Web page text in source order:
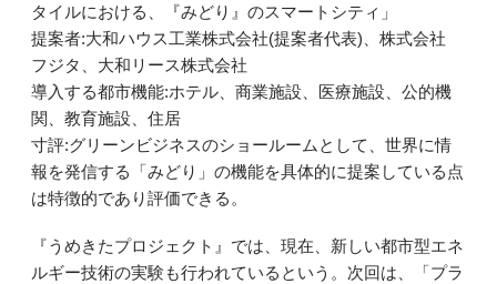
タイルにおける、『みどり』のスマートシティ」
提案者:大和ハウス工業株式会社(提案者代表)、株式会社
フジタ、大和リース株式会社
導入する都市機能:ホテル、商業施設、医療施設、公的機
関、教育施設、住居
寸評:グリーンビジネスのショールームとして、世界に情
報を発信する「みどり」の機能を具体的に提案している点
は特徴的であり評価できる。
『うめきたプロジェクト』では、現在、新しい都市型エネ
ルギー技術の実験も行われているという。次回は、「プラ